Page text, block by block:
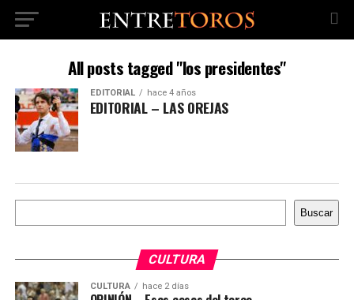
All posts tagged "los presidentes"
EDITORIAL hace 4 años
EDITORIAL – LAS OREJAS
Buscar
Buscar
CULTURA
CULTURA hace 2 días